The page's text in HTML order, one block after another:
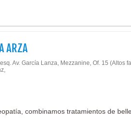
ARZA
Av. García Lanza, Mezzanine, Of. 15 (Altos
combinamos tratamientos de